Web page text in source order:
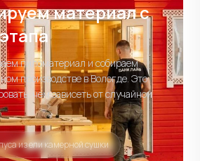
материалс
пиломатериал и собираем
производстве в Вологде. Это
чем зависеть от случайной
из ели камерной сушки